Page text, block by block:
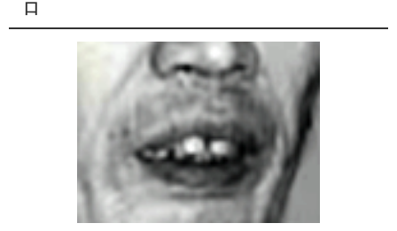
口